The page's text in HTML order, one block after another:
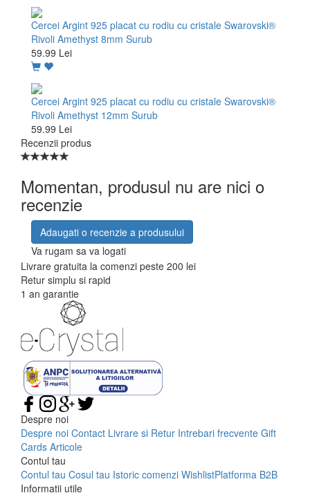
Cercei Argint 925 placat cu rodiu cu cristale Swarovski®
Rivoli Amethyst 8mm Surub
59.99 Lei
Cercei Argint 925 placat cu rodiu cu cristale Swarovski®
Rivoli Amethyst 12mm Surub
59.99 Lei
Recenzii produs
Momentan, produsul nu are nici o
recenzie
Adaugati o recenzie a produsului
Va rugam sa va logati
Livrare gratuita la comenzi peste 200 lei
Retur simplu si rapid
1 an garantie
Despre noi
Despre noi Contact Livrare si Retur Intrebari frecvente Gift
Cards Articole
Contul tau
Contul tau Cosul tau Istoric comenzi WishlistPlatforma B2B
Informatii utile